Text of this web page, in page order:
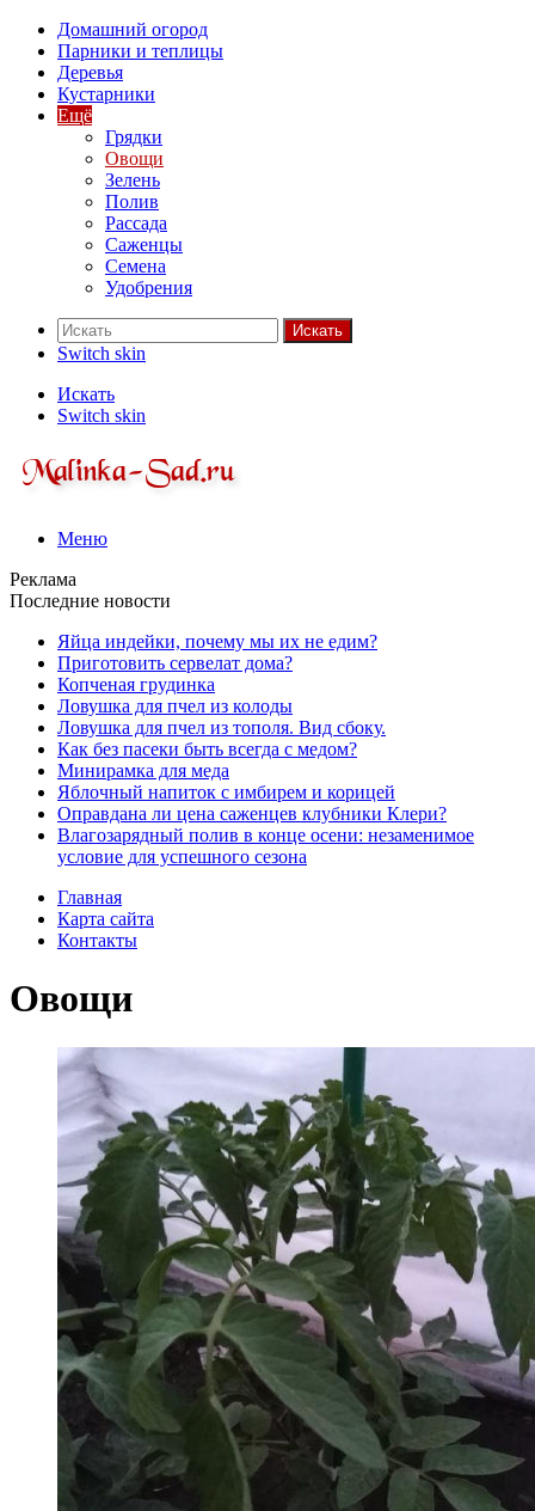
Домашний огород
Парники и теплицы
Деревья
Кустарники
Ещё
Грядки
Овощи
Зелень
Полив
Рассада
Саженцы
Семена
Удобрения
Искать
Switch skin
Искать
Switch skin
Меню
Реклама
Последние новости
Яйца индейки, почему мы их не едим?
Приготовить сервелат⁠⁠ дома?
Копченая грудинка
Ловушка для пчел из колоды
Ловушка для пчел из тополя. Вид сбоку.
Как без пасеки быть всегда с медом?
Минирамка для меда
Яблочный напиток с имбирем и корицей
Оправдана ли цена саженцев клубники Клери?
Влагозарядный полив в конце осени: незаменимое
условие для успешного сезона
Главная
Карта сайта
Контакты
Овощи